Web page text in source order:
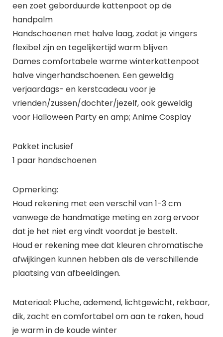
een zoet geborduurde kattenpoot op de
handpalm
Handschoenen met halve laag, zodat je vingers
flexibel zijn en tegelijkertijd warm blijven
Dames comfortabele warme winterkattenpoot
halve vingerhandschoenen. Een geweldig
verjaardags- en kerstcadeau voor je
vrienden/zussen/dochter/jezelf, ook geweldig
voor Halloween Party en amp; Anime Cosplay
Pakket inclusief
1 paar handschoenen
Opmerking:
Houd rekening met een verschil van 1-3 cm
vanwege de handmatige meting en zorg ervoor
dat je het niet erg vindt voordat je bestelt.
Houd er rekening mee dat kleuren chromatische
afwijkingen kunnen hebben als de verschillende
plaatsing van afbeeldingen.
Materiaal: Pluche, ademend, lichtgewicht, rekbaar,
dik, zacht en comfortabel om aan te raken, houd
je warm in de koude winter